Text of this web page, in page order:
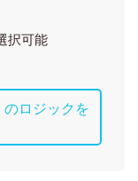
択可能
のロジックを